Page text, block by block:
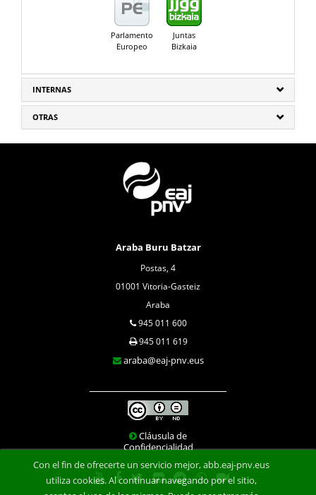
Parlamento
Europeo
Juntas
Bizkaia
INTERNAS
OTRAS
Araba Buru Batzar
Postas, 4
01001 Vitoria-Gasteiz
Araba
945 011 600
945 011 619
araba@eaj-pnv.eus
Cláusula de
Confidencialidad
Con el fin de ofrecerte un servicio mejor, abb.eaj-pnv.eus
utiliza cookies. Al continuar navegando por el sitio,